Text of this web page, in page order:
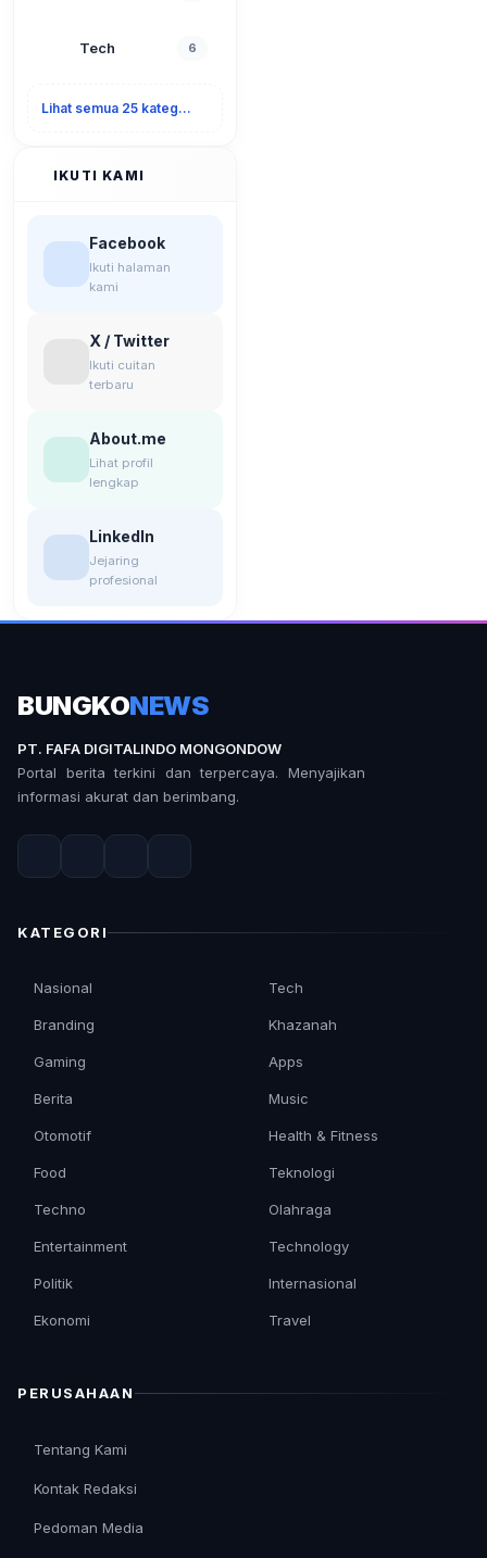
Tech 6
Lihat semua 25 kategori
IKUTI KAMI
Facebook
Ikuti halaman
kami
X / Twitter
Ikuti cuitan
terbaru
About.me
Lihat profil
lengkap
LinkedIn
Jejaring
profesional
BUNGKONEWS
PT. FAFA DIGITALINDO MONGONDOW
Portal berita terkini dan terpercaya. Menyajikan
informasi akurat dan berimbang.
KATEGORI
Nasional
Branding
Gaming
Berita
Otomotif
Tech
Khazanah
Apps
Music
Health & Fitness
Food
Techno
Entertainment
Politik
Ekonomi
Teknologi
Olahraga
Technology
Internasional
Travel
PERUSAHAAN
Tentang Kami
Kontak Redaksi
Pedoman Media